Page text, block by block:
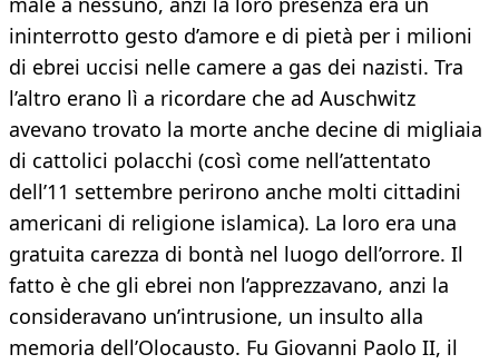
ininterrotto gesto d’amore e di pietà per i milioni
di ebrei uccisi nelle camere a gas dei nazisti. Tra
l’altro erano lì a ricordare che ad Auschwitz
avevano trovato la morte anche decine di migliaia
di cattolici polacchi (così come nell’attentato
dell’11 settembre perirono anche molti cittadini
americani di religione islamica). La loro era una
gratuita carezza di bontà nel luogo dell’orrore. Il
fatto è che gli ebrei non l’apprezzavano, anzi la
consideravano un’intrusione, un insulto alla
memoria dell’Olocausto. Fu Giovanni Paolo II, il